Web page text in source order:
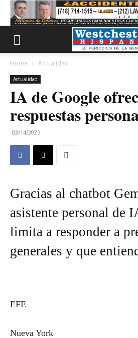
Home Actualidad
Actualidad
IA de Google
respuestas
03/14/2025
Gracias al chatbot
asistente personal de
limita a responder a
generales y que
EFE
Nueva York